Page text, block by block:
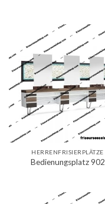
HERRENFRISIERPLÄTZE
Bedienungsplatz 902